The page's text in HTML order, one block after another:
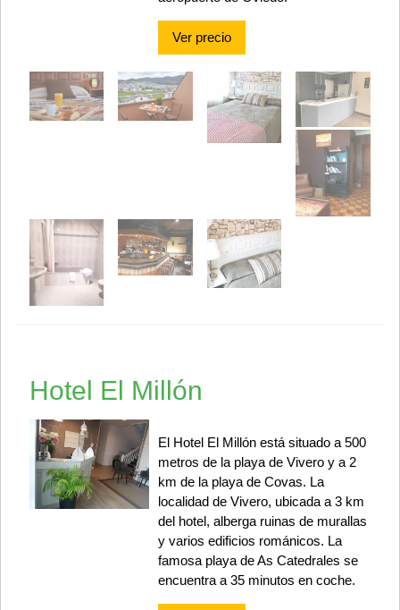
Ver precio
Hotel El Millón
El Hotel El Millón está situado a 500
metros de la playa de Vivero y a 2
km de la playa de Covas. La
localidad de Vivero, ubicada a 3 km
del hotel, alberga ruinas de murallas
y varios edificios románicos. La
famosa playa de As Catedrales se
encuentra a 35 minutos en coche.